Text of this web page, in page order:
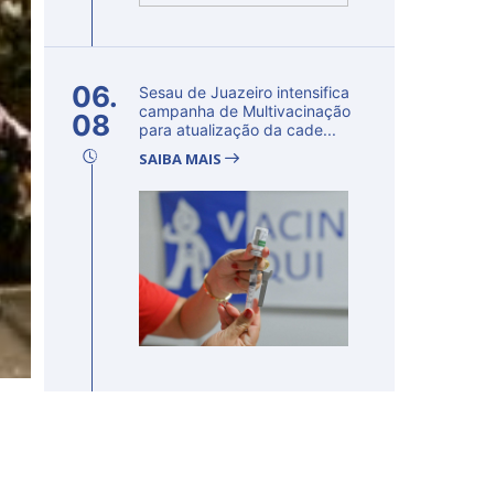
06.
08
Sesau de Juazeiro intensifica
campanha de Multivacinação
para atualização da cade...
SAIBA MAIS